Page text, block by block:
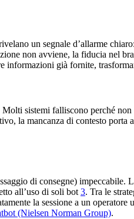
un segnale d’allarme
non avviene, la fiducia nel
informazioni già fornite,
sistemi falliscono perché
la mancanza di contesto
di consegne)
all’uso di soli bot 3. Tra le
la sessione a un
(Nielsen Norman Group).